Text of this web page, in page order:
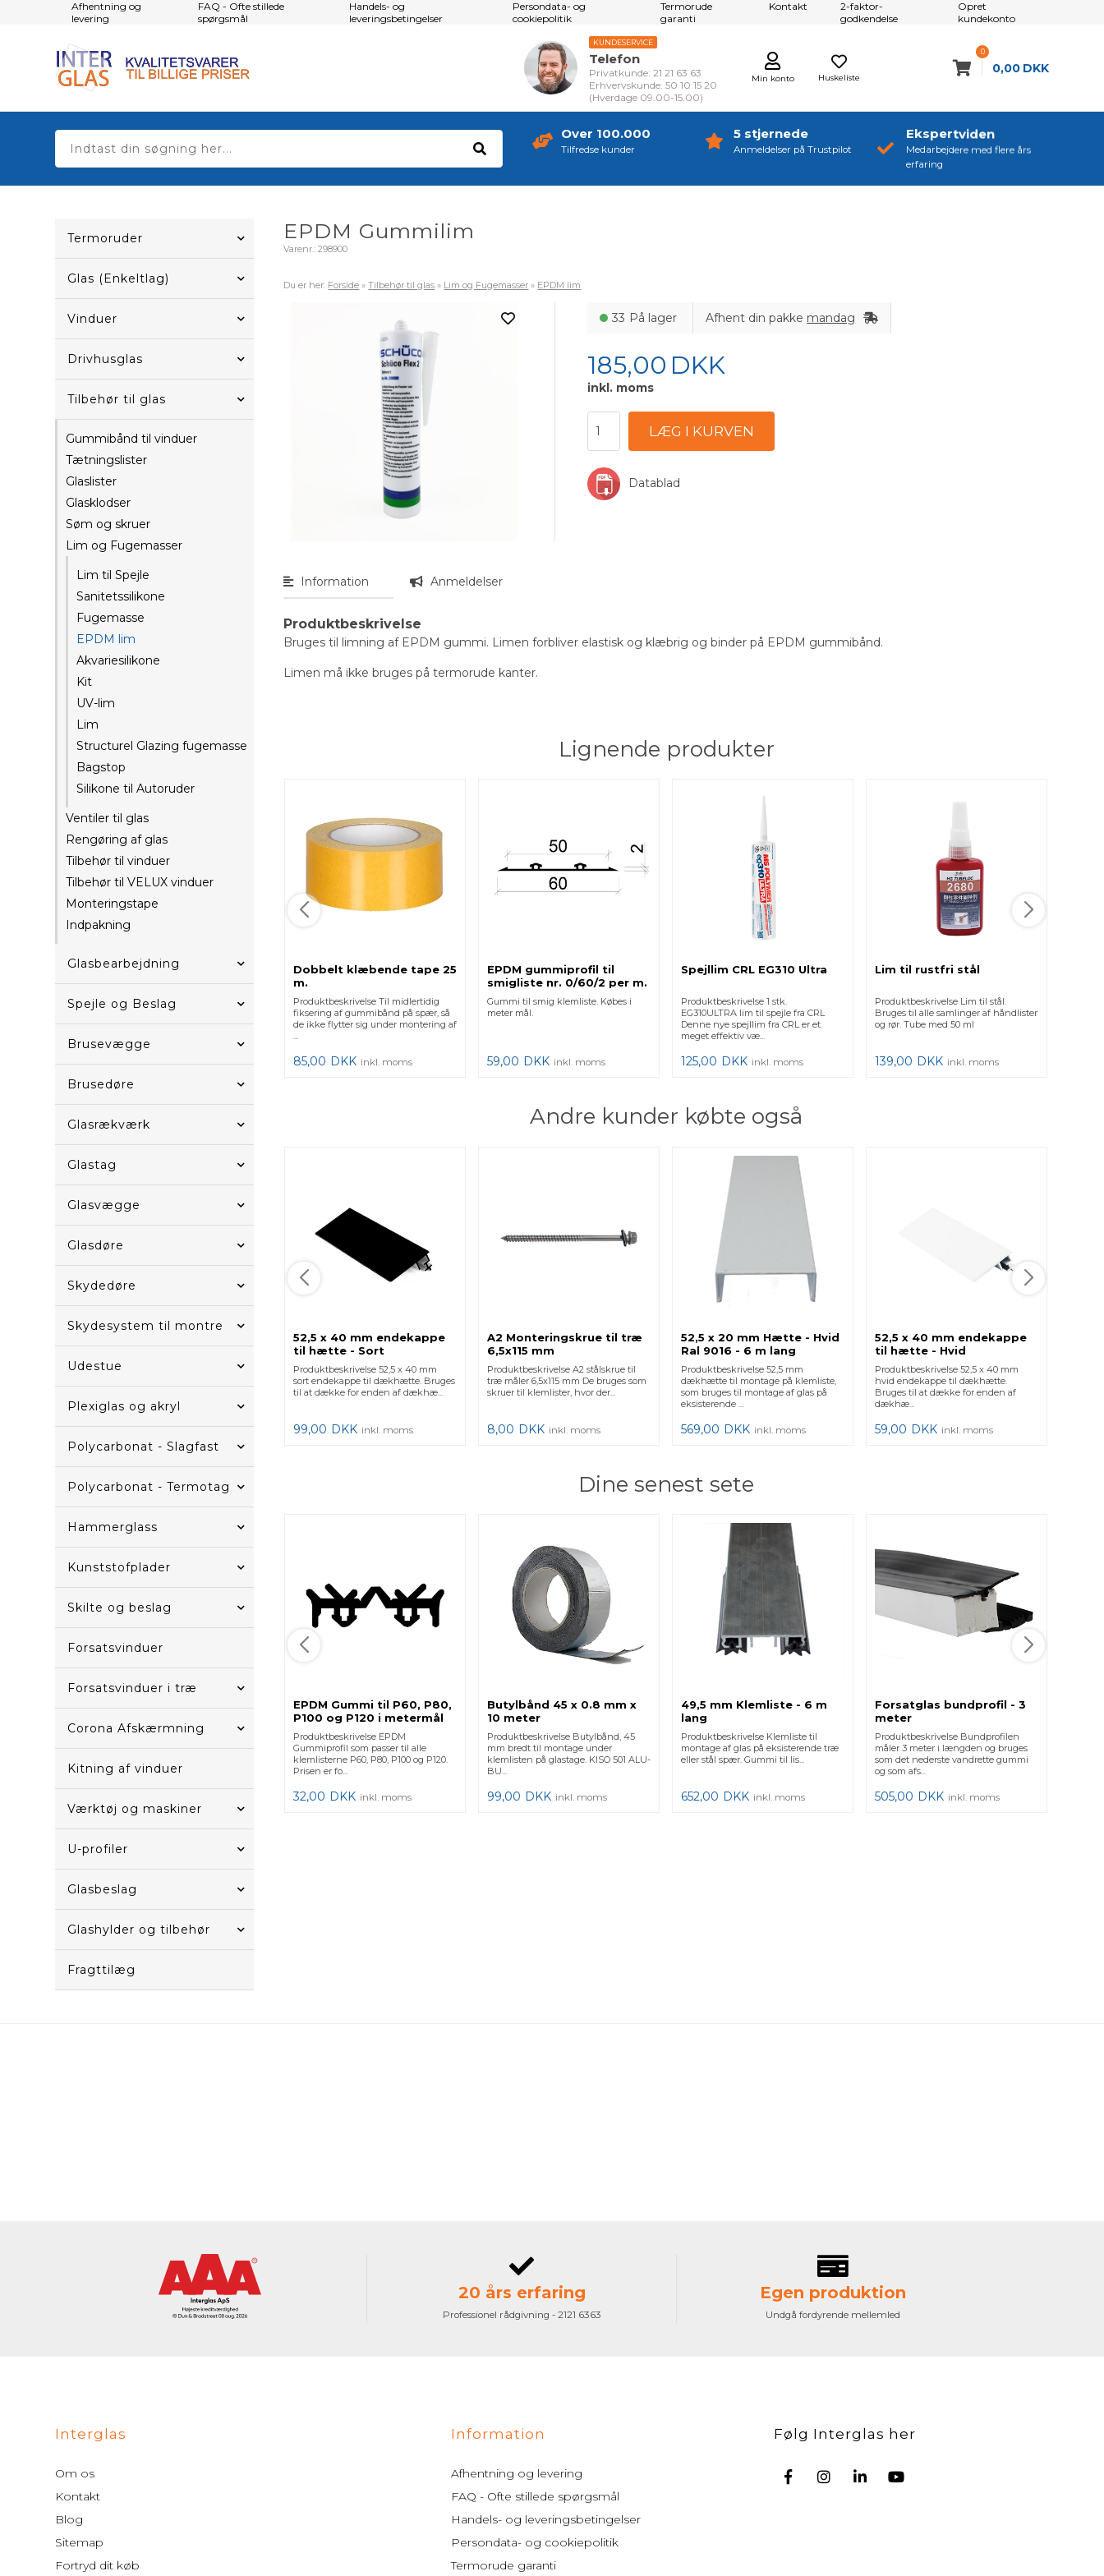
Afhentning og
levering
FAQ - Ofte stillede
spørgsmål
Handels- og
leveringsbetingelser
Persondata- og
cookiepolitik
Termorude
garanti
Kontakt
2-faktor-
godkendelse
Opret
kundekonto
Huskeliste
Min konto
KUNDESERVICE
Telefon
Privatkunde: 21 21 63 63
Erhvervskunde: 50 10 15 20
(Hverdage 09.00-15.00)
0
0,00 DKK
Over 100.000
Tilfredse kunder
5 stjernede
Anmeldelser på Trustpilot
Ekspertviden
Medarbejdere med flere års
erfaring
Termoruder
Glas (Enkeltlag)
Vinduer
Drivhusglas
Tilbehør til glas
Gummibånd til vinduer
Tætningslister
Glaslister
Glasklodser
Søm og skruer
Lim og Fugemasser
Lim til Spejle
Sanitetssilikone
Fugemasse
EPDM lim
Akvariesilikone
Kit
UV-lim
Lim
Structurel Glazing fugemasse
Bagstop
Silikone til Autoruder
Ventiler til glas
Rengøring af glas
Tilbehør til vinduer
Tilbehør til VELUX vinduer
Monteringstape
Indpakning
Glasbearbejdning
Spejle og Beslag
Brusevægge
Brusedøre
Glasrækværk
Glastag
Glasvægge
Glasdøre
Skydedøre
Skydesystem til montre
Udestue
Plexiglas og akryl
Polycarbonat - Slagfast
Polycarbonat - Termotag
Hammerglass
Kunststofplader
Skilte og beslag
Forsatsvinduer
Forsatsvinduer i træ
Corona Afskærmning
Kitning af vinduer
Værktøj og maskiner
U-profiler
Glasbeslag
Glashylder og tilbehør
Fragttilæg
EPDM Gummilim
Varenr.:298900
Du er her: Forside »Tilbehør til glas » Lim og Fugemasser » EPDM lim
33 På lager Afhent din pakke mandag
185,00 DKK
inkl. moms
Datablad
Information Anmeldelser
Produktbeskrivelse
Bruges til limning af EPDM gummi. Limen forbliver elastisk og klæbrig og binder på EPDM gummibånd.
Limen må ikke bruges på termorude kanter.
Lignende produkter
Dobbelt klæbende tape 25
m.
Produktbeskrivelse Til midlertidig
fiksering af gummibånd på spær, så
de ikke flytter sig under montering af
...
85,00 DKK inkl. moms
EPDM gummiprofil til
smigliste nr. 0/60/2 per m.
Gummi til smig klemliste. Købes i
meter mål.
59,00 DKK inkl. moms
Spejllim CRL EG310 Ultra
Produktbeskrivelse 1 stk.
EG310ULTRA lim til spejle fra CRL
Denne nye spejllim fra CRL er et
meget effektiv væ...
125,00 DKK inkl. moms
Lim til rustfri stål
Produktbeskrivelse Lim til stål.
Bruges til alle samlinger af håndlister
og rør. Tube med 50 ml
139,00 DKK inkl. moms
Andre kunder købte også
52,5 x 40 mm endekappe
til hætte - Sort
Produktbeskrivelse 52,5 x 40 mm
sort endekappe til dækhætte. Bruges
til at dække for enden af dækhæ...
99,00 DKK inkl. moms
A2 Monteringskrue til træ
6,5x115 mm
Produktbeskrivelse A2 stålskrue til
træ måler 6,5x115 mm De bruges som
skruer til klemlister, hvor der...
8,00 DKK inkl. moms
52,5 x 20 mm Hætte - Hvid
Ral 9016 - 6 m lang
Produktbeskrivelse 52,5 mm
dækhætte til montage på klemliste,
som bruges til montage af glas på
eksisterende ...
569,00 DKK inkl. moms
52,5 x 40 mm endekappe
til hætte - Hvid
Produktbeskrivelse 52,5 x 40 mm
hvid endekappe til dækhætte.
Bruges til at dække for enden af
dækhæ...
59,00 DKK inkl. moms
Dine senest sete
EPDM Gummi til P60, P80,
P100 og P120 i metermål
Produktbeskrivelse EPDM
Gummiprofil som passer til alle
klemlisterne P60, P80, P100 og P120.
Prisen er fo...
32,00 DKK inkl. moms
Butylbånd 45 x 0.8 mm x
10 meter
Produktbeskrivelse Butylbånd, 45
mm bredt til montage under
klemlisten på glastage. KISO 501 ALU-
BU...
99,00 DKK inkl. moms
49,5 mm Klemliste - 6 m
lang
Produktbeskrivelse Klemliste til
montage af glas på eksisterende træ
eller stål spær. Gummi til lis...
652,00 DKK inkl. moms
Forsatglas bundprofil - 3
meter
Produktbeskrivelse Bundprofilen
måler 3 meter i længden og bruges
som det nederste vandrette gummi
og som afs...
505,00 DKK inkl. moms
20 års erfaring
Professionel rådgivning - 2121 6363
Egen produktion
Undgå fordyrende mellemled
Interglas
Om os
Kontakt
Blog
Sitemap
Fortryd dit køb
Information
Afhentning og levering
FAQ - Ofte stillede spørgsmål
Handels- og leveringsbetingelser
Persondata- og cookiepolitik
Termorude garanti
Følg Interglas her